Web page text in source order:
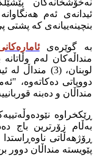
نەخۆشخانەکان
ئیدانەی ئەم
بنچینەییانەی کە پشتی
بە گوێرەی
لوبنان، (3)
دووپاتی دەکاتەوە،
منداڵان و دەبنە
ڕێکخراوە
بەڵام زۆرترین باج
ڕۆژهەڵاتی
پێویستە منداڵان دوور